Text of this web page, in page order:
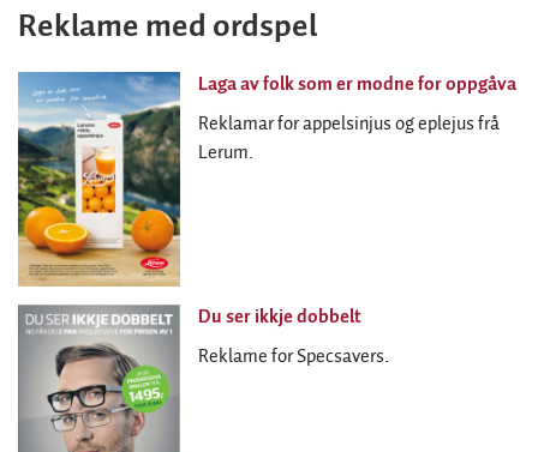
Reklame med ordspel
Laga av folk som er modne for oppgåva
Reklamar for appelsinjus og eplejus frå
Lerum.
Du ser ikkje dobbelt
Reklame for Specsavers.